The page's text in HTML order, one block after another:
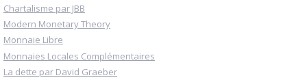
Chartalisme par JBB
Modern Monetary Theory
Monnaie Libre
Monnaies Locales Complémentaires
La dette par David Graeber